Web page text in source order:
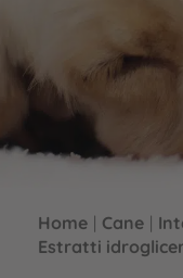
Home | Cane |
Estratti